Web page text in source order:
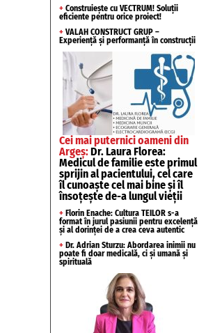
+ Construiește cu VECTRUM! Soluții
eficiente pentru orice proiect!
+ VALAH CONSTRUCT GRUP –
Experiență și performanță în construcții
Cei mai puternici oameni din
Argeș:Dr. Laura Florea:
Medicul de familie este primul
sprijin al pacientului, cel care
îl cunoaște cel mai bine și îl
însoțește de-a lungul vieții
+ Florin Enache: Cultura TEILOR s-a
format în jurul pasiunii pentru excelență
și al dorinței de a crea ceva autentic
+ Dr. Adrian Sturzu: Abordarea inimii nu
poate fi doar medicală, ci și umană și
spirituală